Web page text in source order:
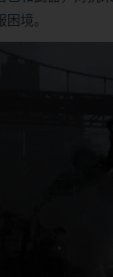
境。